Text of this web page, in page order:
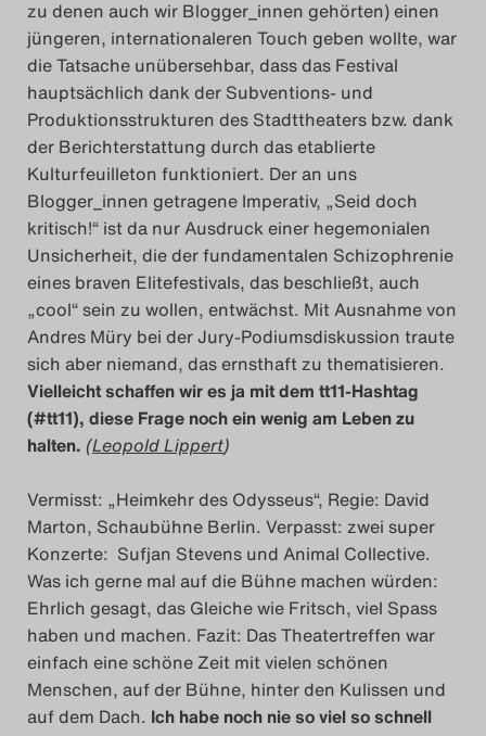
zu denen auch wir Blogger_innen gehörten) einen
jüngeren, internationaleren Touch geben wollte, war
die Tatsache unübersehbar, dass das Festival
hauptsächlich dank der Subventions- und
Produktionsstrukturen des Stadttheaters bzw. dank
der Berichterstattung durch das etablierte
Kulturfeuilleton funktioniert. Der an uns
Blogger_innen getragene Imperativ, „Seid doch
kritisch!“ ist da nur Ausdruck einer hegemonialen
Unsicherheit, die der fundamentalen Schizophrenie
eines braven Elitefestivals, das beschließt, auch
„cool“ sein zu wollen, entwächst. Mit Ausnahme von
Andres Müry bei der Jury-Podiumsdiskussion traute
sich aber niemand, das ernsthaft zu thematisieren.
Vielleicht schaffen wir es ja mit dem tt11-Hashtag
(#tt11), diese Frage noch ein wenig am Leben zu
halten. (Leopold Lippert)
Vermisst: „Heimkehr des Odysseus“, Regie: David
Marton, Schaubühne Berlin. Verpasst: zwei super
Konzerte: Sufjan Stevens und Animal Collective.
Was ich gerne mal auf die Bühne machen würden:
Ehrlich gesagt, das Gleiche wie Fritsch, viel Spass
haben und machen. Fazit: Das Theatertreffen war
einfach eine schöne Zeit mit vielen schönen
Menschen, auf der Bühne, hinter den Kulissen und
auf dem Dach. Ich habe noch nie so viel so schnell